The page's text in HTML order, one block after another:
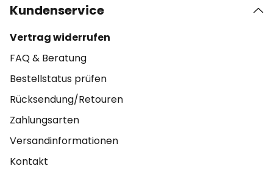
Kundenservice
Vertrag widerrufen
FAQ & Beratung
Bestellstatus prüfen
Rücksendung/Retouren
Zahlungsarten
Versandinformationen
Kontakt